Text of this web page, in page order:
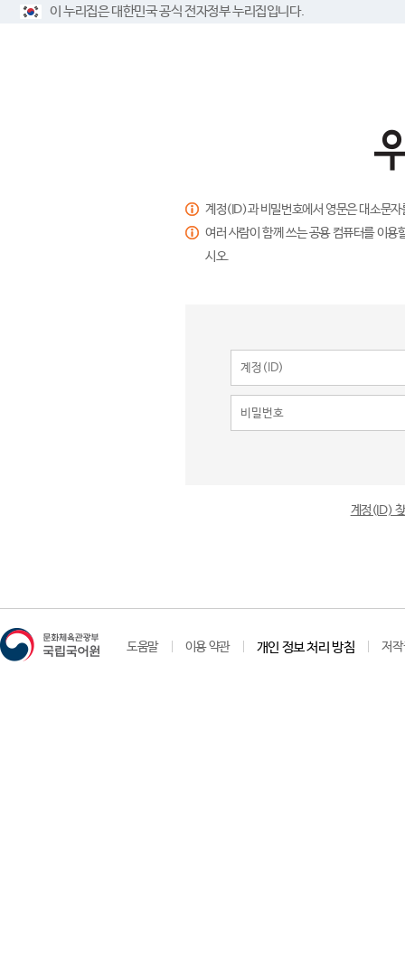
이 누리집은 대한민국 공식 전자정부 누리집입니다.
계정(ID)과 비밀번호에서 영문은 대소문
여러 사람이 함께 쓰는 공용 컴퓨터를 이
시오.
계정(ID)
도움말 이용 약관 개인 정보 처리 방침 저